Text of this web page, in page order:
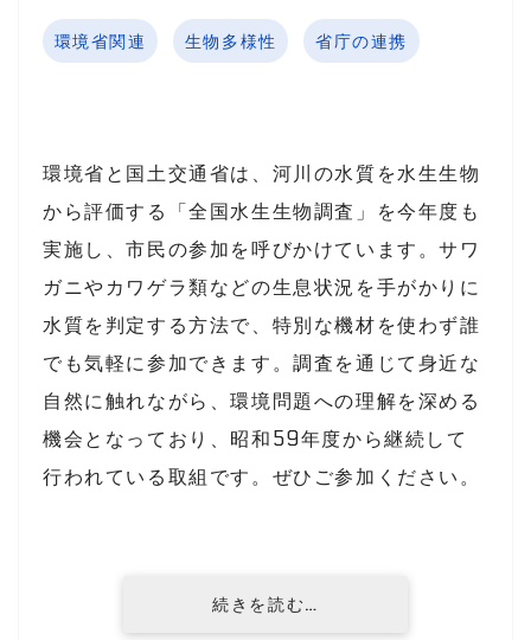
環境省関連 生物多様性 省庁の連携
環境省 と 国土交通省は、河川の水質を水生生物
から評価する「全国水生生物調査」を今年度も
実施し、市民の参加を呼びかけています。サワ
ガニやカワゲラ類などの生息状況を手がかりに
水質を判定する方法で、特別な機材を使わず誰
でも気軽に参加できます。調査を通じて身近な
自然に触れながら、環境問題への理解を深める
機会となっており、昭和59年度から継続して
行われている取組です。ぜひご参加ください。
続きを読む…